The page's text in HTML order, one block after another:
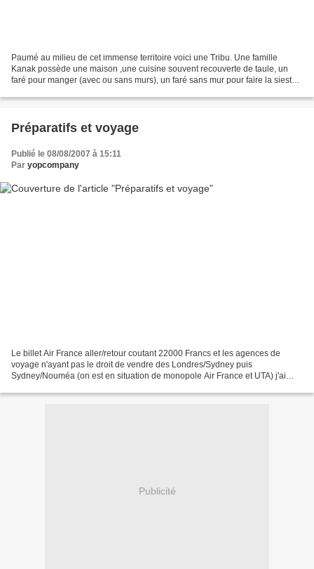
Paumé au milieu de cet immense territoire voici une Tribu. Une famille
Kanak possède une maison ,une cuisine souvent recouverte de taule, un
faré pour manger (avec ou sans murs), un faré sans mur pour faire la sieste
Préparatifs et voyage
Publié le 08/08/2007 à 15:11
Par yopcompany
Le billet Air France aller/retour coutant 22000 Francs et les agences de
voyage n'ayant pas le droit de vendre des Londres/Sydney puis
Sydney/Nouméa (on est en situation de monopole Air France et UTA) j'ai
Publicité